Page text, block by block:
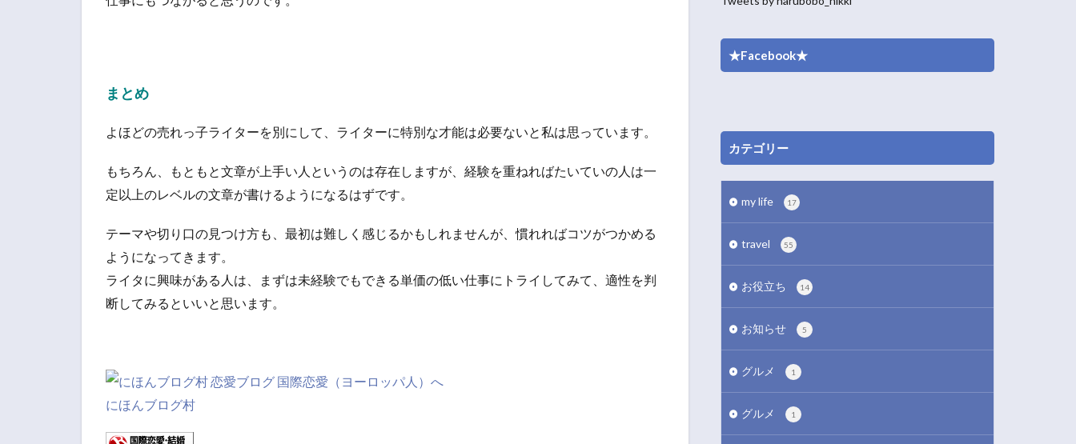
まとめ
よほどの売れっ子ライターを別にして、ライターに特別な才能は必要ないと私は思っています。
もちろん、もともと文章が上手い人というのは存在しますが、経験を重ねればたいていの人は一
定以上のレベルの文章が書けるようになるはずです。
テーマや切り口の見つけ方も、最初は難しく感じるかもしれませんが、慣れればコツがつかめる
ようになってきます。
ライタに興味がある人は、まずは未経験でもできる単価の低い仕事にトライしてみて、適性を判
断してみるといいと思います。
にほんブログ村
★Facebook★
カテゴリー
my life 17
travel 55
お役立ち 14
お知らせ 5
グルメ 1
グルメ 1